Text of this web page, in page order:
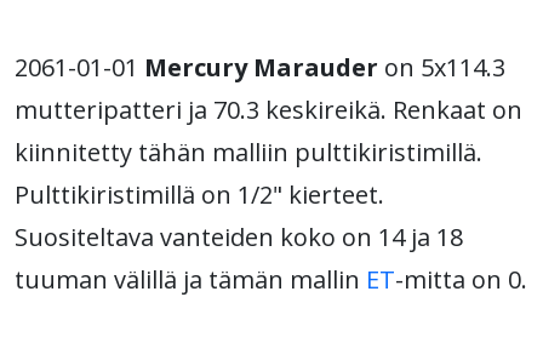
2061-01-01 Mercury Marauder on 5x114.3
mutteripatteri ja 70.3 keskireikä. Renkaat on
kiinnitetty tähän malliin pulttikiristimillä.
Pulttikiristimillä on 1/2" kierteet.
Suositeltava vanteiden koko on 14 ja 18
tuuman välillä ja tämän mallin ET-mitta on 0.